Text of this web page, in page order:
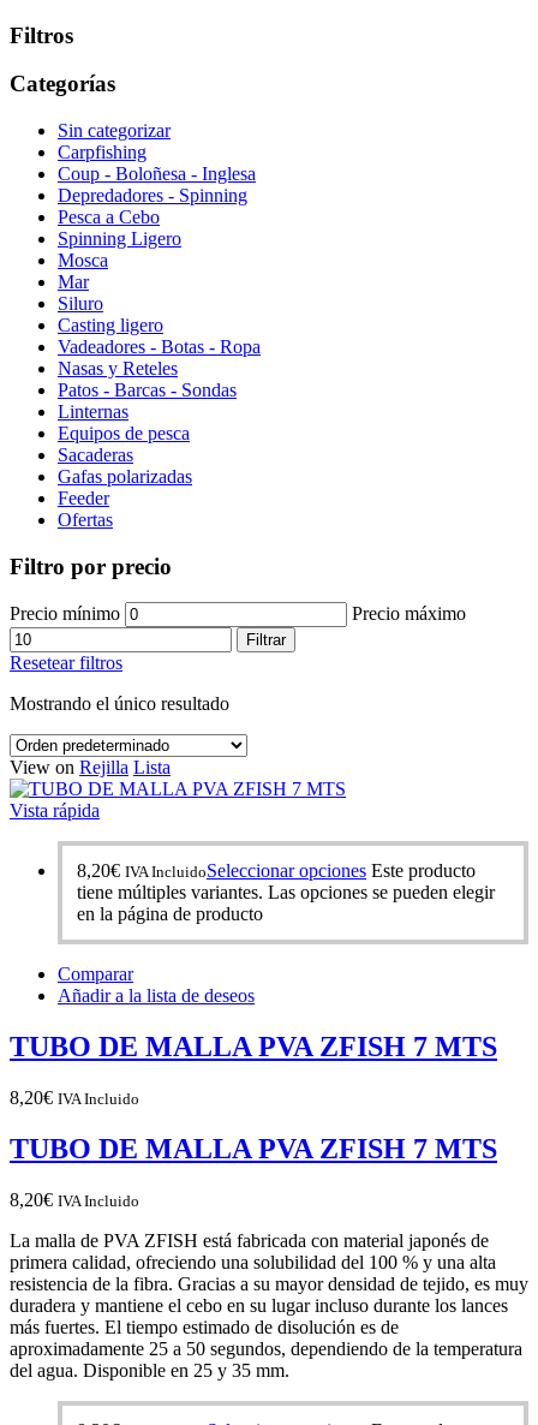
Filtros
Categorías
Sin categorizar
Carpfishing
Coup - Boloñesa - Inglesa
Depredadores - Spinning
Pesca a Cebo
Spinning Ligero
Mosca
Mar
Siluro
Casting ligero
Vadeadores - Botas - Ropa
Nasas y Reteles
Patos - Barcas - Sondas
Linternas
Equipos de pesca
Sacaderas
Gafas polarizadas
Feeder
Ofertas
Filtro por precio
Precio mínimo Precio máximo
Filtrar
Resetear filtros
Mostrando el único resultado
View on Rejilla Lista
Vista rápida
8,20€ IVA IncluidoSeleccionar opciones Este producto
tiene múltiples variantes. Las opciones se pueden elegir
en la página de producto
Comparar
Añadir a la lista de deseos
TUBO DE MALLA PVA ZFISH 7 MTS
8,20€ IVA Incluido
TUBO DE MALLA PVA ZFISH 7 MTS
8,20€ IVA Incluido
La malla de PVA ZFISH está fabricada con material japonés de
primera calidad, ofreciendo una solubilidad del 100 % y una alta
resistencia de la fibra. Gracias a su mayor densidad de tejido, es muy
duradera y mantiene el cebo en su lugar incluso durante los lances
más fuertes. El tiempo estimado de disolución es de
aproximadamente 25 a 50 segundos, dependiendo de la temperatura
del agua. Disponible en 25 y 35 mm.